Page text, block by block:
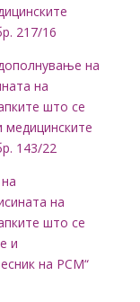
217/16
на
на
што се
медицинските
143/22
на
што се
и
на РСМ“